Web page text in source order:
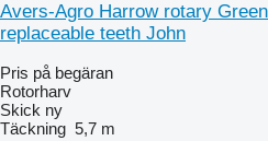
Avers-Agro Harrow rotary
replaceable teeth John
Pris på begäran
Rotorharv
Skick ny
Täckning 5,7 m